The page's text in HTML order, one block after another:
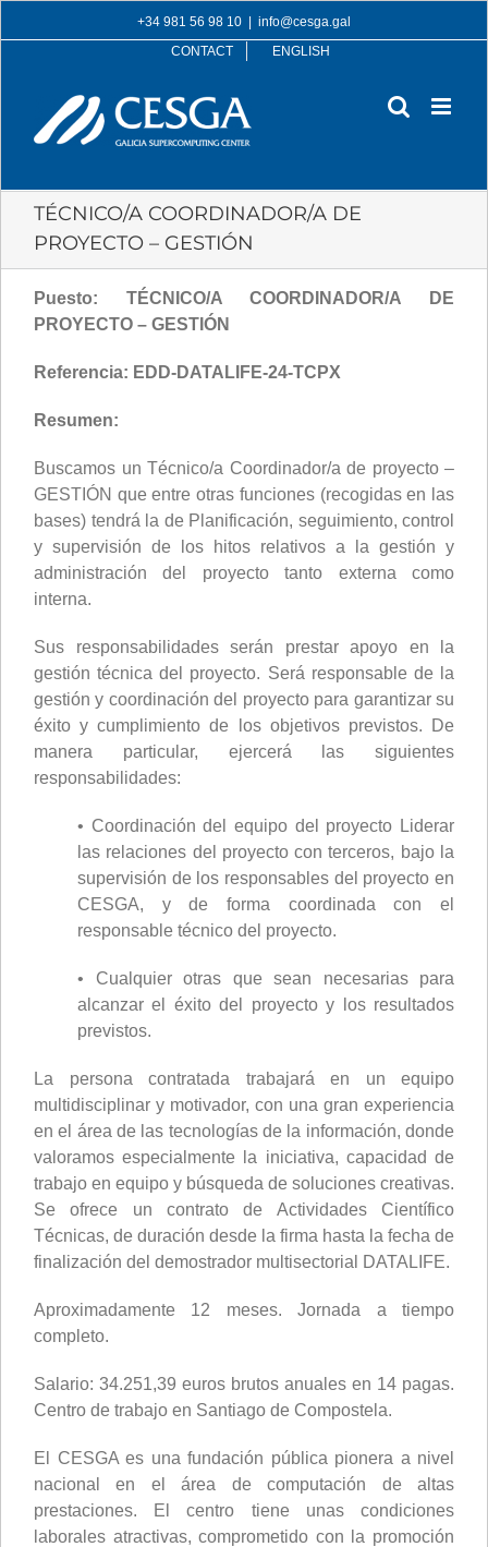
to
+34 981 56 98 10
info@cesga.gal
CONTACT
ENGLISH
TÉCNICO/A COORDINADOR/A DE
PROYECTO – GESTIÓN
Puesto: TÉCNICO/A COORDINADOR/A DE
PROYECTO – GESTIÓN
Referencia: EDD-DATALIFE-24-TCPX
Resumen:
Buscamos un Técnico/a Coordinador/a de proyecto –
GESTIÓN que entre otras funciones (recogidas en las
bases) tendrá la de Planificación, seguimiento, control
y supervisión de los hitos relativos a la gestión y
administración del proyecto tanto externa como
interna.
Sus responsabilidades serán prestar apoyo en la
gestión técnica del proyecto. Será responsable de la
gestión y coordinación del proyecto para garantizar su
éxito y cumplimiento de los objetivos previstos. De
manera particular, ejercerá las siguientes
responsabilidades:
• Coordinación del equipo del proyecto Liderar
las relaciones del proyecto con terceros, bajo la
supervisión de los responsables del proyecto en
CESGA, y de forma coordinada con el
responsable técnico del proyecto.
• Cualquier otras que sean necesarias para
alcanzar el éxito del proyecto y los resultados
previstos.
La persona contratada trabajará en un equipo
multidisciplinar y motivador, con una gran experiencia
en el área de las tecnologías de la información, donde
valoramos especialmente la iniciativa, capacidad de
trabajo en equipo y búsqueda de soluciones creativas.
Se ofrece un contrato de Actividades Científico
Técnicas, de duración desde la firma hasta la fecha de
finalización del demostrador multisectorial DATALIFE.
Aproximadamente 12 meses. Jornada a tiempo
completo.
Salario: 34.251,39 euros brutos anuales en 14 pagas.
Centro de trabajo en Santiago de Compostela.
El CESGA es una fundación pública pionera a nivel
nacional en el área de computación de altas
prestaciones. El centro tiene unas condiciones
laborales atractivas, comprometido con la promoción